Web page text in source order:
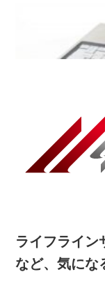
ライフライン
など、気にな